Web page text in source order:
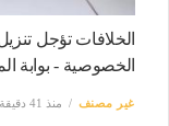
الخلافات تؤجل
الخصوصية - بوابة
غير مصنف منذ 41 دقيقة